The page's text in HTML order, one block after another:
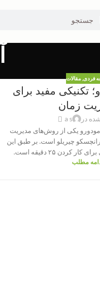
فردی ,مقالات
تکنیکی مفید برای
زمان
در
a s
یکی از روش‌های مدیریت
چیریلو است. بر طبق این
کردن ۲۵ دقیقه است.
مطلب